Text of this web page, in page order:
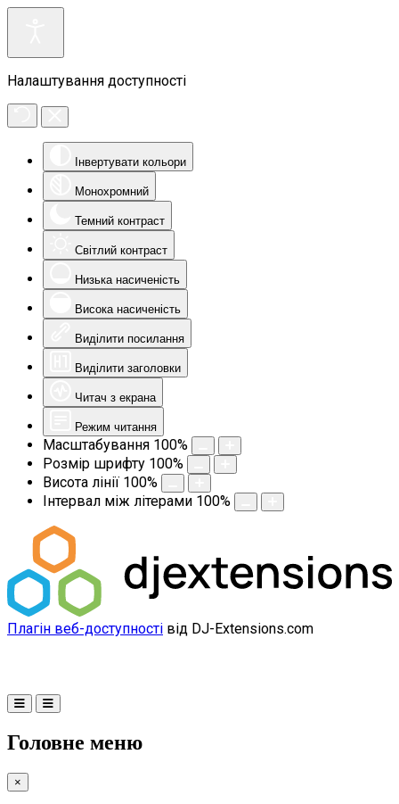
Налаштування доступності
Інвертувати кольори
Монохромний
Темний контраст
Світлий контраст
Низька насиченість
Висока насиченість
Виділити посилання
Виділити заголовки
Читач з екрана
Режим читання
Масштабування 100%
Розмір шрифту 100%
Висота лінії 100%
Інтервал між літерами 100%
Плагін веб-доступності від DJ-Extensions.com
Головне меню
×